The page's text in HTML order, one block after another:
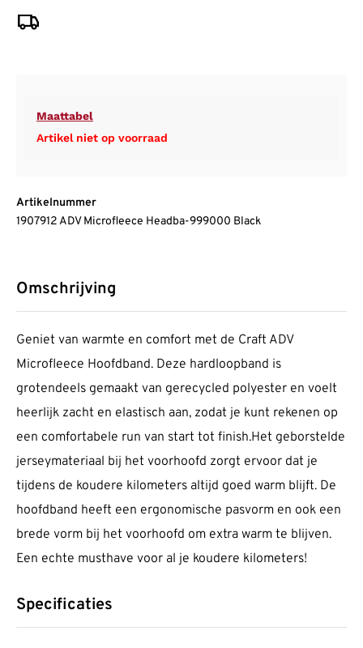
Maattabel
Artikel niet op voorraad
Artikelnummer
1907912 ADV Microfleece Headba-999000 Black
Omschrijving
Geniet van warmte en comfort met de Craft ADV
Microfleece Hoofdband. Deze hardloopband is
grotendeels gemaakt van gerecycled polyester en voelt
heerlijk zacht en elastisch aan, zodat je kunt rekenen op
een comfortabele run van start tot finish.Het geborstelde
jerseymateriaal bij het voorhoofd zorgt ervoor dat je
tijdens de koudere kilometers altijd goed warm blijft. De
hoofdband heeft een ergonomische pasvorm en ook een
brede vorm bij het voorhoofd om extra warm te blijven.
Een echte musthave voor al je koudere kilometers!
Specificaties